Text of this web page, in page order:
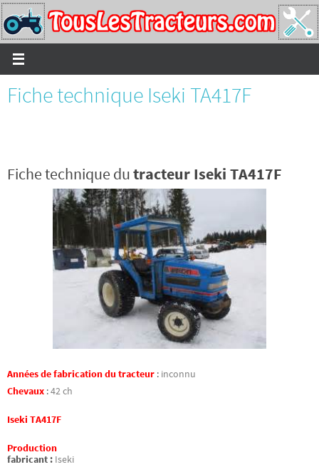
Passer
vers
le
contenu
Fiche technique Iseki TA417F
Fiche technique dutracteur Iseki TA417F
Années de fabrication du tracteur : inconnu
Chevaux :42 ch
Iseki TA417F
Production
fabricant : Iseki